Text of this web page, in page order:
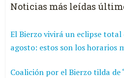
Noticias más leídas
El Bierzo vivirá un eclipse total
agosto: estos son los horarios
Coalición por el Bierzo tilda de